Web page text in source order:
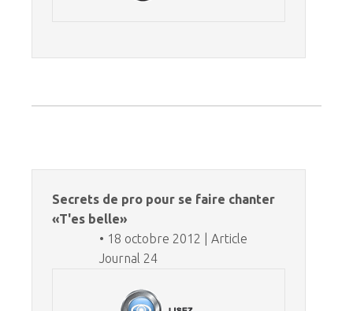
Secrets de pro pour se faire chanter
«T'es belle»
• 18 octobre 2012 | Article
Journal 24